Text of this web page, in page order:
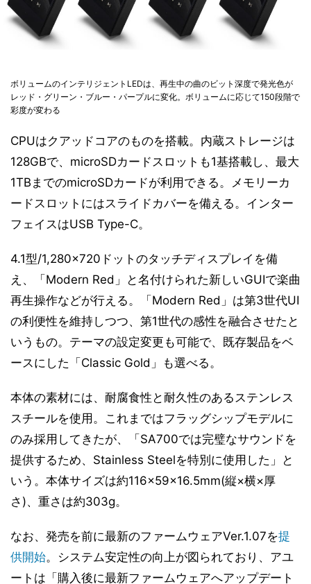
ボリュームのインテリジェントLEDは、再生中の曲のビット深度で発光色が
レッド・グリーン・ブルー・パープルに変化。ボリュームに応じて150段階で
彩度が変わる
CPUはクアッドコアのものを搭載。内蔵ストレージは
128GBで、microSDカードスロットも1基搭載し、最大
1TBまでのmicroSDカードが利用できる。メモリーカ
ードスロットにはスライドカバーを備える。インター
フェイスはUSB Type-C。
4.1型/1,280×720ドットのタッチディスプレイを備
え、「Modern Red」と名付けられた新しいGUIで楽曲
再生操作などが行える。「Modern Red」は第3世代UI
の利便性を維持しつつ、第1世代の感性を融合させたと
いうもの。テーマの設定変更も可能で、既存製品をベ
ースにした「Classic Gold」も選べる。
本体の素材には、耐腐食性と耐久性のあるステンレス
スチールを使用。これまではフラッグシップモデルに
のみ採用してきたが、「SA700では完璧なサウンドを
提供するため、Stainless Steelを特別に使用した」と
いう。本体サイズは約116×59×16.5mm(縦×横×厚
さ)、重さは約303g。
なお、発売を前に最新のファームウェアVer.1.07を提
供開始。システム安定性の向上が図られており、アユ
ートは「購入後に最新ファームウェアへアップデート